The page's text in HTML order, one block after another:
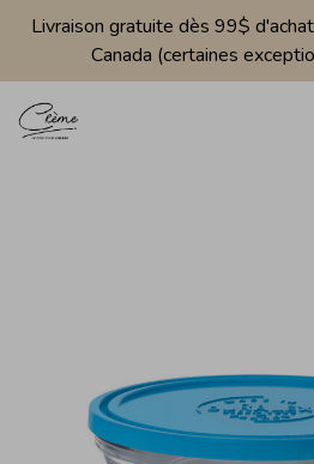
Livraison gratuite dès 99$
Canada (certaines